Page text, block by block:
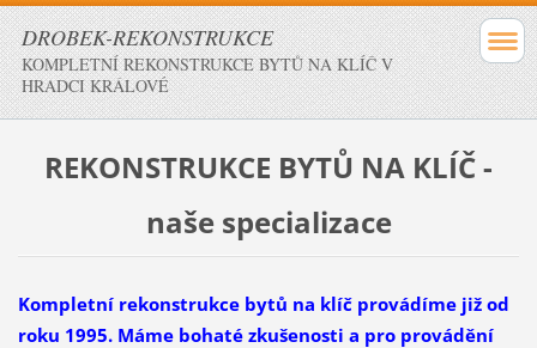
DROBEK-REKONSTRUKCE
KOMPLETNÍ REKONSTRUKCE BYTŮ NA KLÍČ V
HRADCI KRÁLOVÉ
REKONSTRUKCE BYTŮ NA KLÍČ -
naše specializace
Kompletní rekonstrukce bytů na klíč provádíme již od
roku 1995. Máme bohaté zkušenosti a pro provádění